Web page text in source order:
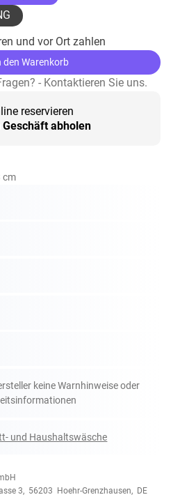
und vor Ort zahlen
Warenkorb
- Kontaktieren Sie uns.
reservieren
Geschäft abholen
cm
keine Warnhinweise oder
und Haushaltswäsche
3, 56203 Hoehr-Grenzhausen, DE